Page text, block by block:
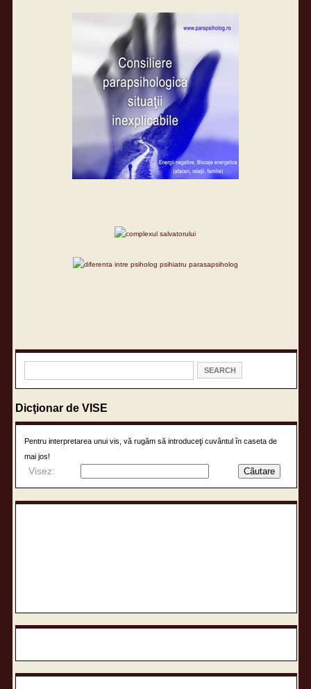
Dicţionar de VISE
Pentru interpretarea unui vis, vă rugăm să introduceţi cuvântul în caseta de
mai jos!
Visez: